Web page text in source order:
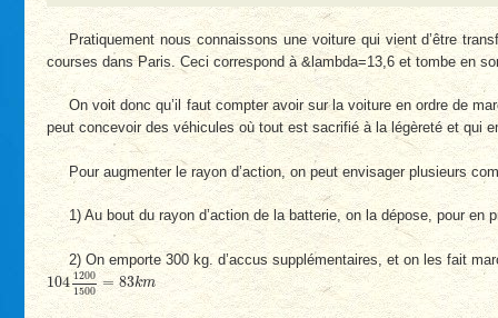
Pratiquement nous connaissons une voiture qui vient d’être
courses dans Paris. Ceci correspond à &lambda=13,6 et tombe en
On voit donc qu’il faut compter avoir sur la voiture en ordre de
peut concevoir des véhicules où tout est sacrifié à la légèreté et qui
Pour augmenter le rayon d’action, on peut envisager plusieurs
1) Au bout du rayon d’action de la batterie, on la dépose, pour
2) On emporte 300 kg. d’accus supplémentaires, et on les fait
104 1200
1500 = 83km
10412001500 =